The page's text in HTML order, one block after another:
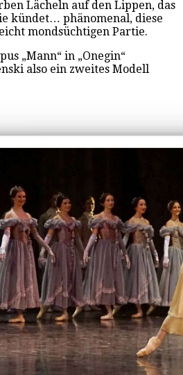
Lächeln auf den Lippen, das
kündet… phänomenal, diese
mondsüchtigen Partie.
„Mann“ in „Onegin“
also ein zweites Modell